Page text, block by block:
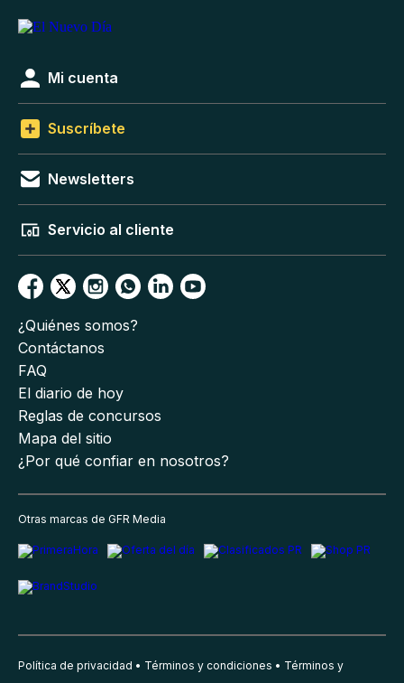
Mi cuenta
Suscríbete
Newsletters
Servicio al cliente
¿Quiénes somos?
Contáctanos
FAQ
El diario de hoy
Reglas de concursos
Mapa del sitio
¿Por qué confiar en nosotros?
Otras marcas de GFR Media
Política de privacidad Términos y condiciones
Términos y